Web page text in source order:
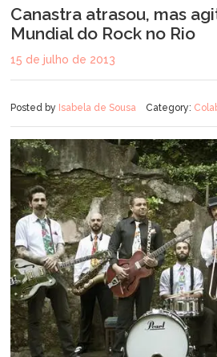
Canastra atrasou, mas
Mundial do Rock no Rio
15 de julho de 2013
Posted by Isabela de Sousa Category: